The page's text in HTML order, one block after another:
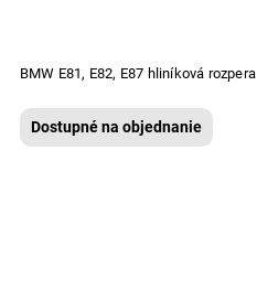
BMW E81, E82, E87 hliníková rozpera
Dostupné na objednanie